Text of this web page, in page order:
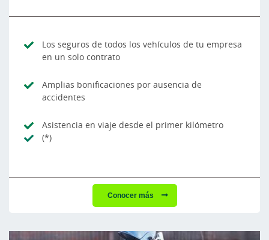
Los seguros de todos los vehículos de tu empresa
en un solo contrato
Amplias bonificaciones por ausencia de
accidentes
Asistencia en viaje desde el primer kilómetro
(*)
Conocer más